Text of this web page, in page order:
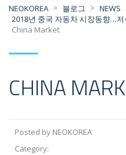
NEOKOREA > 블로그 > NEWS
2018년 중국 자동차 시장동향…
China Market
CHINA
Posted by NEOKOREA
Category: